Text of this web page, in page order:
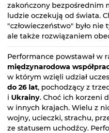
zakończony bezpośrednim
ludzie oczekują od świata.
"człowieczeństwo" było nie
ale także rozwiązaniem
Performance powstawał w
międzynarodowa
w którym wzięli udział
do 26 lat, pochodzący z
i Ukrainy. Choć ich korzeni
w innych krajach. Wielu z
wojny, ucieczki, strachu,
ze statusem uchodźcy.